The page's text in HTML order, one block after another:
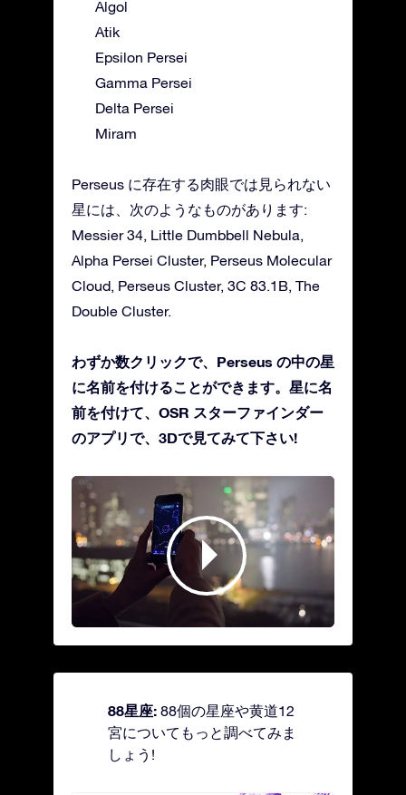
Algol
Atik
Epsilon Persei
Gamma Persei
Delta Persei
Miram
Perseus に存在する肉眼では見られない
星には、次のようなものがあります:
Messier 34, Little Dumbbell Nebula,
Alpha Persei Cluster, Perseus Molecular
Cloud, Perseus Cluster, 3C 83.1B, The
Double Cluster.
わずか数クリックで、Perseus の中の星
に名前を付けることができます。星に名
前を付けて、OSR スターファインダー
のアプリで、3Dで見てみて下さい!
88星座: 88個の星座や黄道12
宮についてもっと調べてみま
しょう!